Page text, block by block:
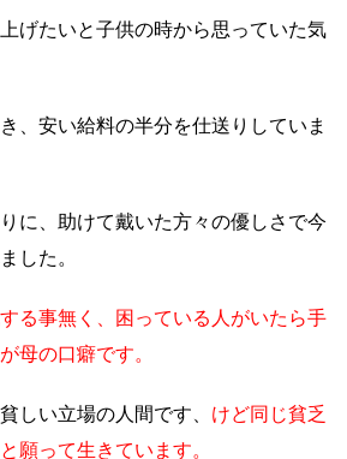
げたいと子供の時から思っていた気
、安い給料の半分を仕送りしていま
に、助けて戴いた方々の優しさで今
した。
る事無く、困っている人がいたら手
母の口癖です。
しい立場の人間です、 けど同じ貧乏
願って生きています。